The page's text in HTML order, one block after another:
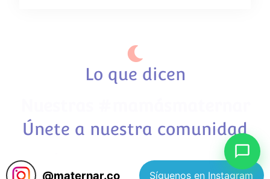
Lo que dicen
Únete a nuestra comunidad
Síguenos en Instagram
@maternar.co Síguenos en Instagram